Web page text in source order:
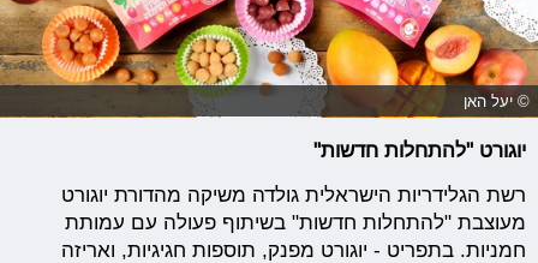
© יעל האן
יוגורט "להתחלות חדשות"
רשת הגלידריות הישראלית גולדה משיקה מהדורת יוגורט
מעוצבת "להתחלות חדשות" בשיתוף פעולה עם עמותת
חמניות. בתפריט - יוגורט מפנק, תוספות חגיגיות, ואריזה